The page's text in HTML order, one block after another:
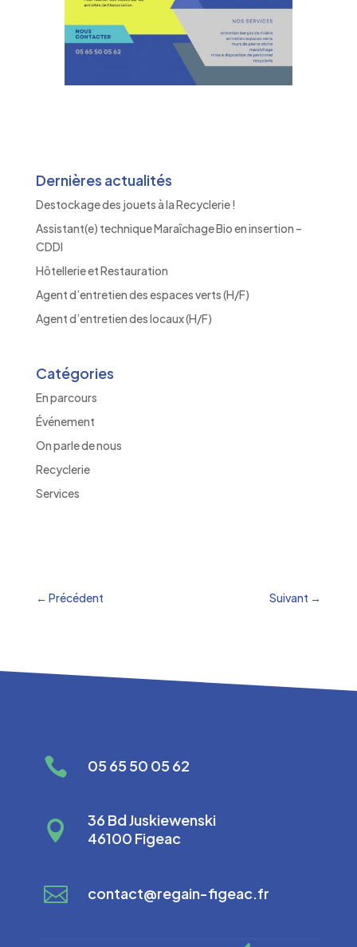
Dernières actualités
Destockage des jouets à la Recyclerie !
Assistant(e) technique Maraîchage Bio en insertion –
CDDI
Hôtellerie et Restauration
Agent d’entretien des espaces verts (H/F)
Agent d’entretien des locaux (H/F)
Catégories
En parcours
Événement
On parle de nous
Recyclerie
Services
← Précédent Suivant →
 05 65 50 05 62

36 Bd Juskiewenski
46100 Figeac
 contact@regain-figeac.fr